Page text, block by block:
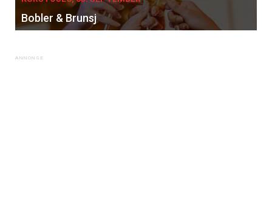
×
Bobler & Brunsj